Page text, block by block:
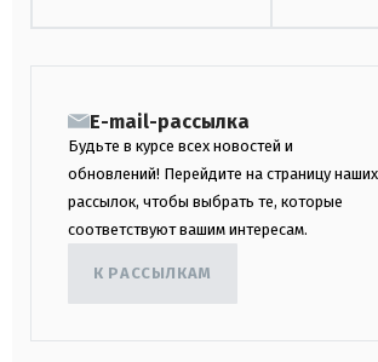
E-mail-рассылка
Будьте в курсе всех новостей и
обновлений! Перейдите на страницу наших
рассылок, чтобы выбрать те, которые
соответствуют вашим интересам.
К РАССЫЛКАМ